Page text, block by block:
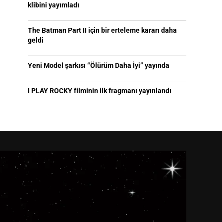
klibini yayımladı
The Batman Part II için bir erteleme kararı daha
geldi
Yeni Model şarkısı “Ölürüm Daha İyi” yayında
I PLAY ROCKY filminin ilk fragmanı yayınlandı